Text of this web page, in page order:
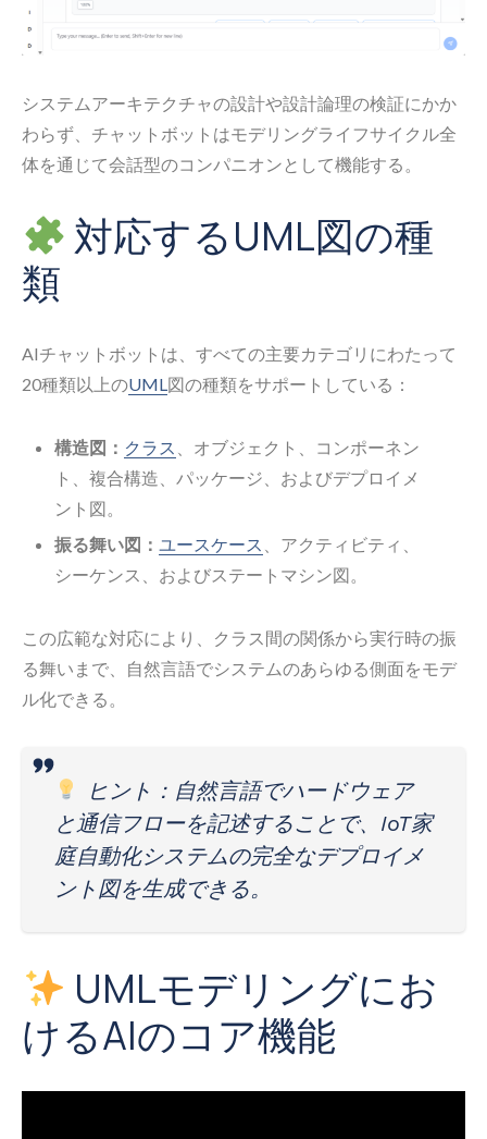
システムアーキテクチャの設計や設計論理の検証にかか
わらず、チャットボットはモデリングライフサイクル全
体を通じて会話型のコンパニオンとして機能する。
対応するUML図の種
類
AIチャットボットは、すべての主要カテゴリにわたって
20種類以上のUML図の種類をサポートしている：
構造図： クラス
、オブジェクト、コンポーネン
ト、複合構造、パッケージ、およびデプロイメ
ント図。
振る舞い図： ユースケース
、アクティビティ、
シーケンス、およびステートマシン図。
この広範な対応により、クラス間の関係から実行時の振
る舞いまで、自然言語でシステムのあらゆる側面をモデ
ル化できる。
ヒント：自然言語でハードウェア
と通信フローを記述することで、IoT家
庭自動化システムの完全なデプロイメ
ント図を生成できる。
UMLモデリングにお
けるAIのコア機能